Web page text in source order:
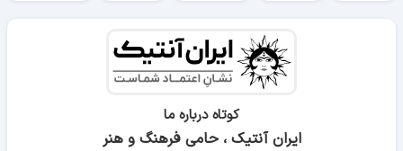
کوتاه درباره ما
ایران آنتیک ، حامی فرهنگ و هنر